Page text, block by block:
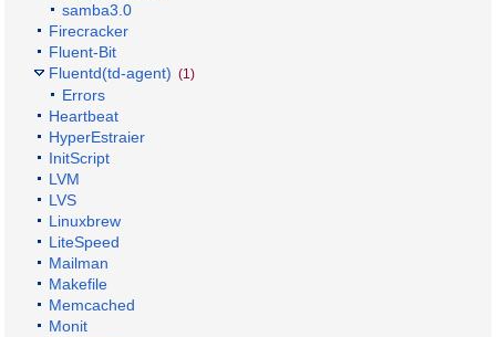
samba3.0
Firecracker
Fluent-Bit
Fluentd(td-agent) (1)
Errors
Heartbeat
HyperEstraier
InitScript
LVM
LVS
Linuxbrew
LiteSpeed
Mailman
Makefile
Memcached
Monit